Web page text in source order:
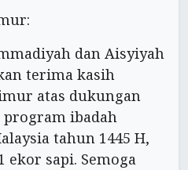
dan Aisyiyah
terima kasih
atas dukungan
ibadah
tahun 1445 H,
ekor sapi. Semoga